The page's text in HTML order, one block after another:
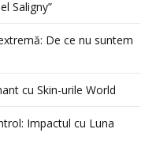
Saligny”
De ce nu suntem
cu Skin-urile World
Impactul cu Luna